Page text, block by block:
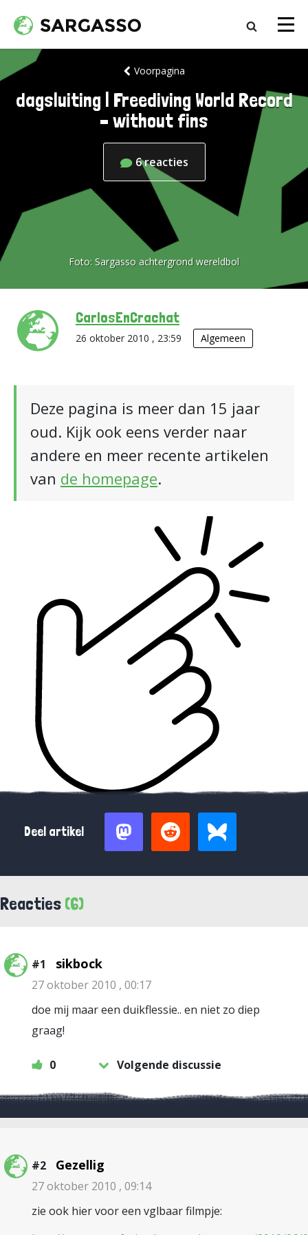
Voorpagina
dagsluiting | Freediving World Record
– without fins
6reacties
Foto: Sargasso achtergrond wereldbol
CarlosEnCrachat
26 oktober 2010 , 23:59 Algemeen
Deze pagina is meer dan 15 jaar
oud. Kijk ook eens verder naar
andere en meer recente artikelen
van de homepage.
Deel artikel
Reacties (6)
#1 sikbock
27 oktober 2010 , 00:17
doe mij maar een duikflessie.. en niet zo diep
graag!
0 Volgende discussie
#2 Gezellig
27 oktober 2010 , 09:14
zie ook hier voor een vglbaar filmpje: